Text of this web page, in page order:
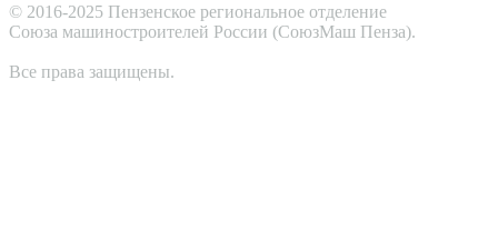
© 2016-2025 Пензенское региональное отделение
Cоюза машиностроителей России (СоюзМаш Пенза).
Все права защищены.